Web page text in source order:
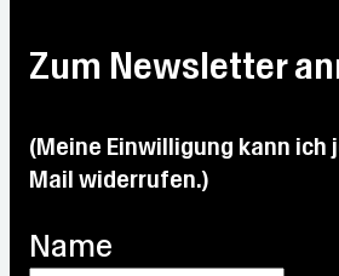
°C
Max:
Zum Newsletter
(Meine Einwilligung kann ich
Mail widerrufen.)
Name